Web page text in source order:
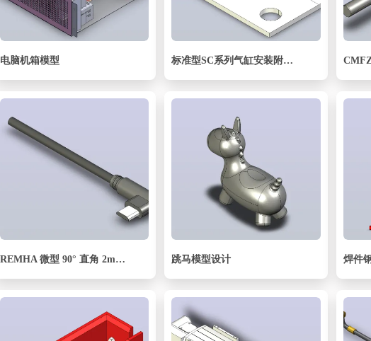
电脑机箱模型 标准型SC系列气缸安装附件轴向固定座LB[FY-SC63LB]
REMHA 微型 90° 直角 2m USB 数据线 跳马模型设计 焊件